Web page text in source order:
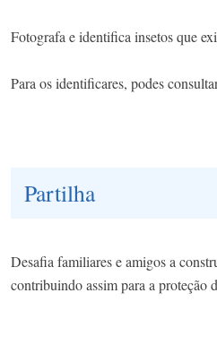
Fotografa e identifica insetos que
Para os identificares, podes
Partilha
Desafia familiares e amigos a
contribuindo assim para a proteção